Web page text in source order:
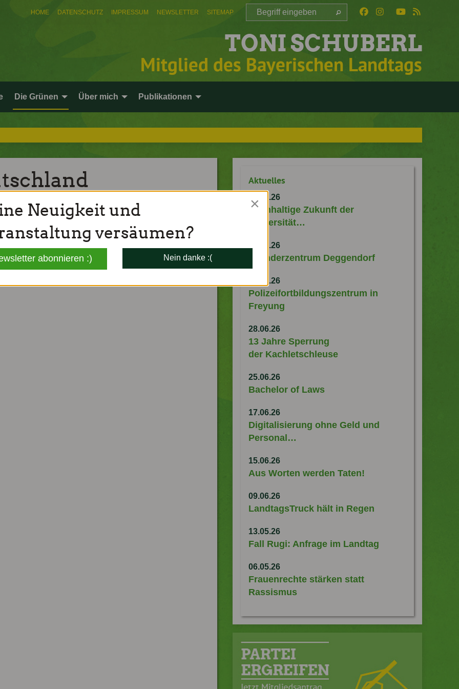
HOME DATENSCHUTZ IMPRESSUM NEWSLETTER SITEMAP
TONI SCHUBERL
Mitglied des Bayerischen Landtags
Die Grünen Über mich Publikationen
Aktuelles
10.08.26
Nachhaltige Zukunft der
Universität…
08.08.26
Gründerzentrum Deggendorf
05.07.26
Polizeifortbildungszentrum in
Freyung
28.06.26
13 Jahre Sperrung
der Kachletschleuse
25.06.26
Bachelor of Laws
17.06.26
Digitalisierung ohne Geld und
Personal…
15.06.26
Aus Worten werden Taten!
09.06.26
LandtagsTruck hält in Regen
13.05.26
Fall Rugi: Anfrage im Landtag
06.05.26
Frauenrechte stärken statt
Rassismus
Neuigkeit und
versäumen?
abonnieren :) Nein danke :(
×